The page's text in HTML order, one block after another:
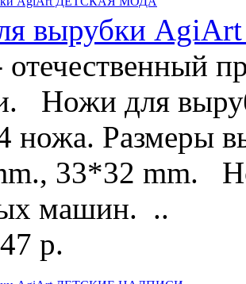
вырубки
Ножи для
ножа. Размеры
33*32 mm.
машин. ..
р.